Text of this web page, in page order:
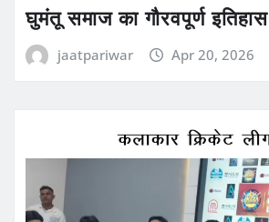
घुमंतू समाज का गौरवपूर्ण इतिहास
jaatpariwar Apr 20, 2026